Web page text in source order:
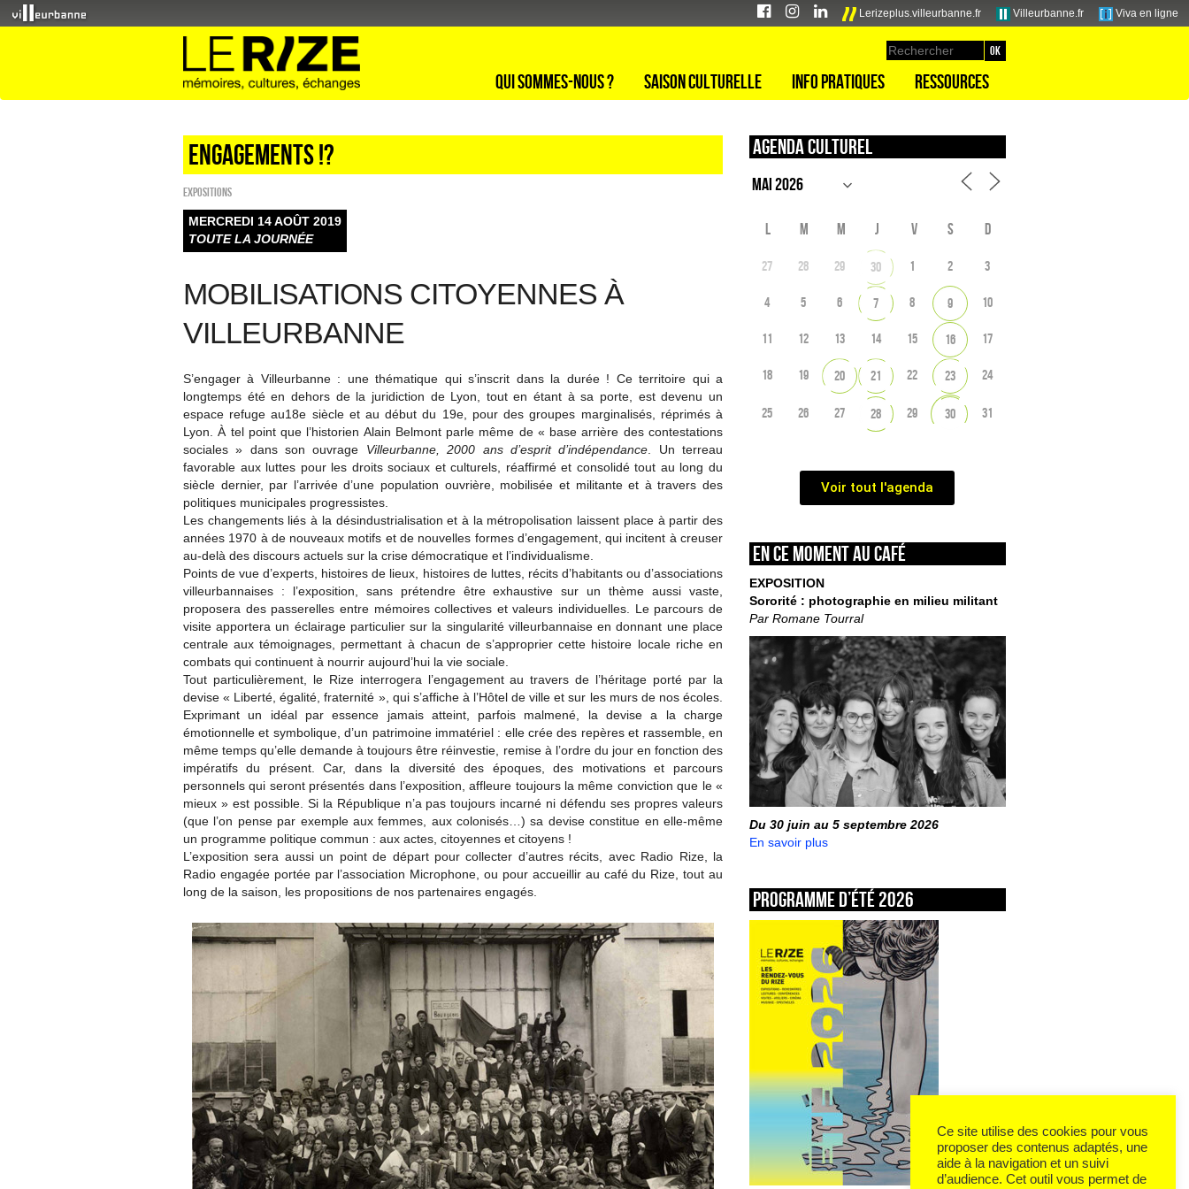
Lerizeplus.villeurbanne.fr Villeurbanne.fr Viva en ligne
Qui sommes-nous ? Saison culturelle Info pratiques Ressources
Engagements !?
EXPOSITIONS
MERCREDI 14 AOÛT 2019
TOUTE LA JOURNÉE
MOBILISATIONS CITOYENNES À
VILLEURBANNE
S’engager à Villeurbanne : une thématique qui s’inscrit dans la durée ! Ce territoire qui a
longtemps été en dehors de la juridiction de Lyon, tout en étant à sa porte, est devenu un
espace refuge au18e siècle et au début du 19e, pour des groupes marginalisés, réprimés à
Lyon. À tel point que l’historien Alain Belmont parle même de « base arrière des contestations
sociales » dans son ouvrage Villeurbanne, 2000 ans d’espritd’indépendance . Un terreau
favorable aux luttes pour les droits sociaux et culturels, réaffirmé et consolidé tout au long du
siècle dernier, par l’arrivée d’une population ouvrière, mobilisée et militante et à travers des
politiques municipales progressistes.
Les changements liés à la désindustrialisation et à la métropolisation laissent place à partir des
années 1970 à de nouveaux motifs et de nouvelles formes d’engagement, qui incitent à creuser
au-delà des discours actuels sur la crise démocratique et l’individualisme.
Points de vue d’experts, histoires de lieux, histoires de luttes, récits d’habitants ou d’associations
villeurbannaises : l’exposition, sans prétendre être exhaustive sur un thème aussi vaste,
proposera des passerelles entre mémoires collectives et valeurs individuelles. Le parcours de
visite apportera un éclairage particulier sur la singularité villeurbannaise en donnant une place
centrale aux témoignages, permettant à chacun de s’approprier cette histoire locale riche en
combats qui continuent à nourrir aujourd’hui la vie sociale.
Tout particulièrement, le Rize interrogera l’engagement au travers de l’héritage porté par la
devise « Liberté, égalité, fraternité », qui s’affiche à l’Hôtel de ville et sur les murs de nos écoles.
Exprimant un idéal par essence jamais atteint, parfois malmené, la devise a la charge
émotionnelle et symbolique, d’un patrimoine immatériel : elle crée des repères et rassemble, en
même temps qu’elle demande à toujours être réinvestie, remise à l’ordre du jour en fonction des
impératifs du présent. Car, dans la diversité des époques, des motivations et parcours
personnels qui seront présentés dans l’exposition, affleure toujours la même conviction que le «
mieux » est possible. Si la République n’a pas toujours incarné ni défendu ses propres valeurs
(que l’on pense par exemple aux femmes, aux colonisés…) sa devise constitue en elle-même
un programme politique commun : aux actes, citoyennes et citoyens !
L’exposition sera aussi un point de départ pour collecter d’autres récits, avec Radio Rize, la
Radio engagée portée par l’association Microphone, ou pour accueillir au café du Rize, tout au
long de la saison, les propositions de nos partenaires engagés.
Agenda culturel
L M M J V S D
27 28 29 30 1 2 3
4 5 6 7 8 9 10
11 12 13 14 15 16 17
18 19 20 21 22 23 24
25 26 27 28 29 30 31
Voir tout l'agenda
En ce moment au café
EXPOSITION
Sororité : photographie en milieu militant
Par Romane Tourral
Du 30 juin au 5 septembre 2026
En savoir plus
Programme d’été 2026
Ce site utilise des cookies pour vous
proposer des contenus adaptés, une
aide à la navigation et un suivi
d’audience. Cet outil vous permet de